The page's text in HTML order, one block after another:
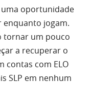
oportunidade
enquanto jogam.
tornar um pouco
a recuperar o
contas com ELO
SLP em nenhum